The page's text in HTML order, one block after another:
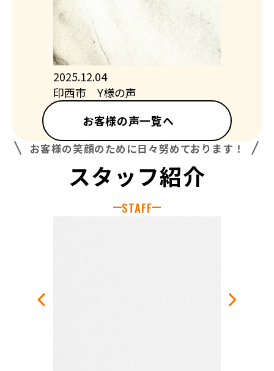
2025.12.04
印西市 Y様の声
お客様の声一覧へ
お客様の笑顔のために日々努めております！
スタッフ紹介
STAFF